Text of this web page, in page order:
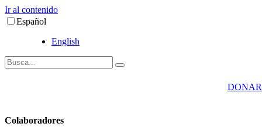
Ir al contenido
Español
English
DONAR
Colaboradores